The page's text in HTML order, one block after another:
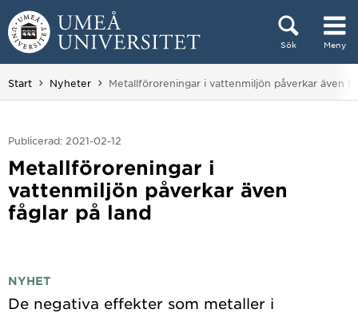
Hoppa direkt till innehållet
Sök Meny
Huvudmenyn dold.
Start Nyheter Du är här:
Metallföroreningar i vattenmiljön påverkar även
Publicerad: 2021-02-12
Metallföroreningar i
vattenmiljön påverkar även
fåglar på land
NYHET
De negativa effekter som metaller i